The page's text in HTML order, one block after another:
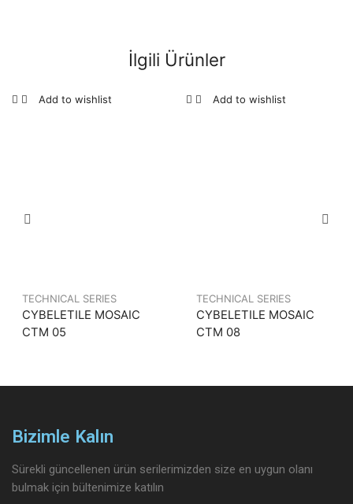
İlgili Ürünler
Add to wishlist
TECHNICAL SERIES
CYBELETILE MOSAIC
CTM 05
Add to wishlist
TECHNICAL SERIES
CYBELETILE MOSAIC
CTM 08
Bizimle Kalın
Sürekli güncellenen ürün serilerimizden size en uygun olanı
bulmak için bültenimize katılın